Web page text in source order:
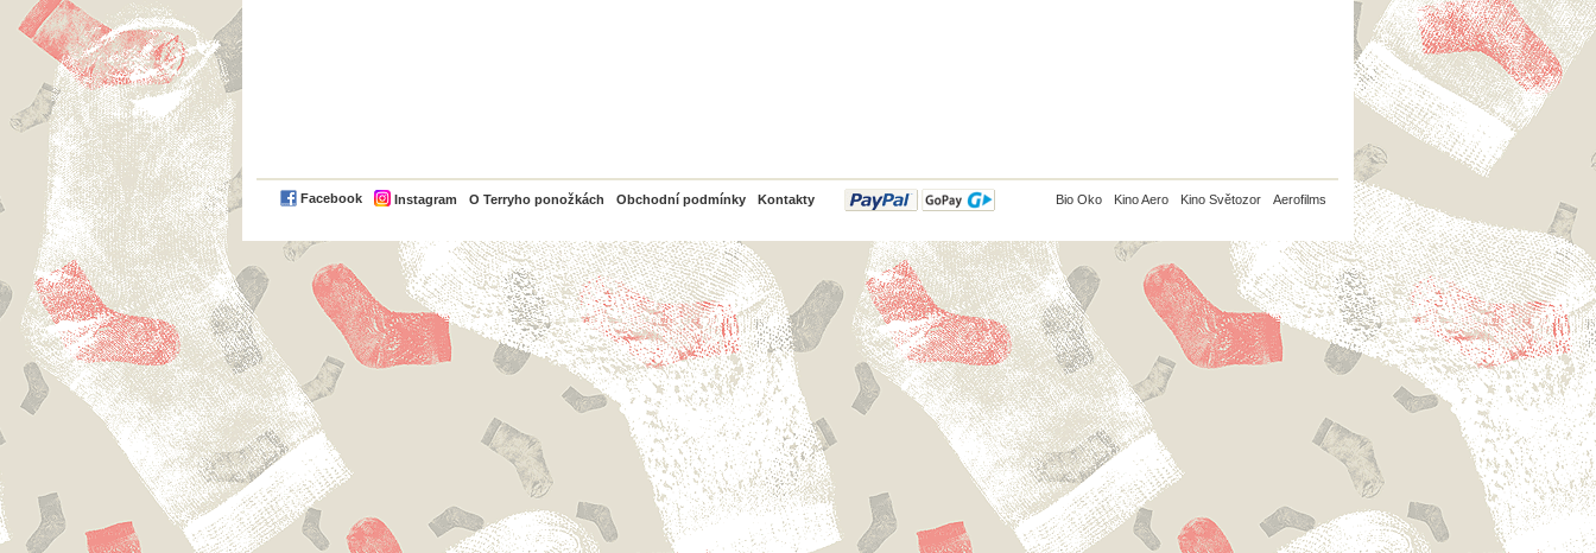
Facebook Instagram O Terryho ponožkách Obchodní podmínky Kontakty
PayPal Bio Oko Kino Aero Kino Světozor Aerofilms